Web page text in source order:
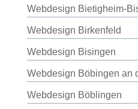
Webdesign Bietigheim-
Webdesign Birkenfeld
Webdesign Bisingen
Webdesign Böbingen an
Webdesign Böblingen